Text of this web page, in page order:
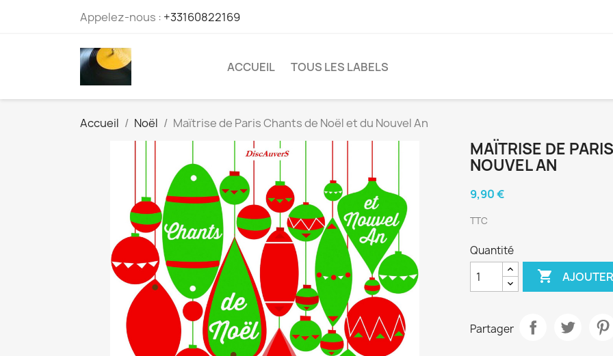
Appelez-nous : +33160822169
ACCUEIL TOUS LES LABELS
Accueil Noël Maïtrise de Paris Chants de Noël et du Nouvel An
MAÏTRISE DE
NOUVEL AN
9,90 €
TTC
Quantité

Partager